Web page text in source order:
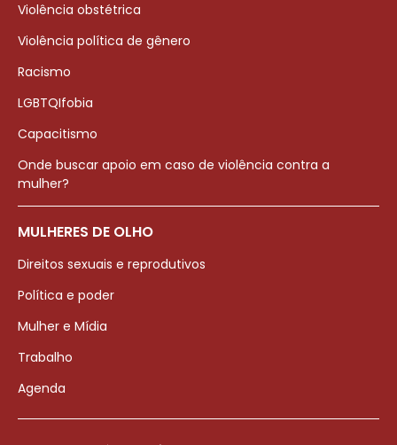
Violência obstétrica
Violência política de gênero
Racismo
LGBTQIfobia
Capacitismo
Onde buscar apoio em caso de violência contra a
mulher?
MULHERES DE OLHO
Direitos sexuais e reprodutivos
Política e poder
Mulher e Mídia
Trabalho
Agenda